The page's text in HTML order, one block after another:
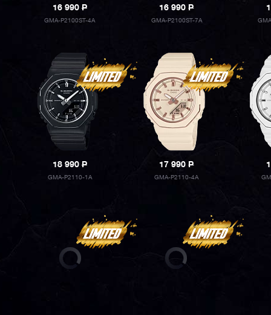
16 990P
GMA-P2100ST-4A
16 990P
GMA-P2100ST-7A
18 990P
GMA-P2110-1A
17 990P
GMA-P2110-4A